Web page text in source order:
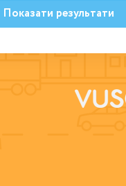
Показати результати